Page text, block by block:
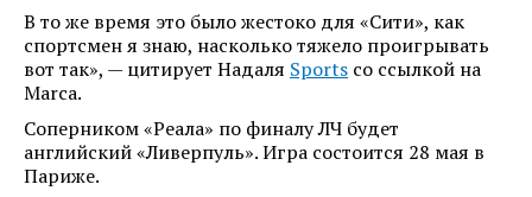
В то же время это было жестоко для «Сити», как
спортсмен я знаю, насколько тяжело проигрывать
вот так», — цитирует Надаля Sports со ссылкой на
Marca.
Соперником «Реала» по финалу ЛЧ будет
английский «Ливерпуль». Игра состоится 28 мая в
Париже.